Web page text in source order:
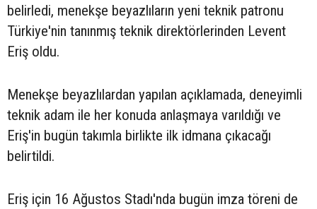
belirledi, menekşe beyazlıların yeni teknik patronu
Türkiye'nin tanınmış teknik direktörlerinden Levent
Eriş oldu.
Menekşe beyazlılardan yapılan açıklamada, deneyimli
teknik adam ile her konuda anlaşmaya varıldığı ve
Eriş'in bugün takımla birlikte ilk idmana çıkacağı
belirtildi.
Eriş için 16 Ağustos Stadı'nda bugün imza töreni de